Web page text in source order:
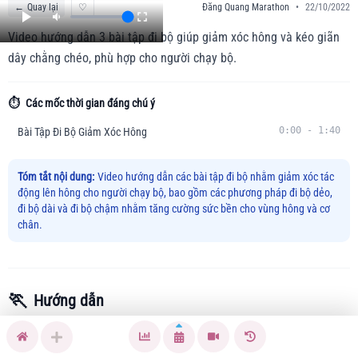
← Quay lại ♡ Đăng Quang Marathon • 22/10/2022
Video hướng dẫn 3 bài tập đi bộ giúp giảm xóc hông và kéo giãn
dây chằng chéo, phù hợp cho người chạy bộ.
⏱️ Các mốc thời gian đáng chú ý
Bài Tập Đi Bộ Giảm Xóc Hông 0:00 - 1:40
Tóm tắt nội dung: Video hướng dẫn các bài tập đi bộ nhằm giảm xóc tác
động lên hông cho người chạy bộ, bao gồm các phương pháp đi bộ dẻo,
đi bộ dài và đi bộ chậm nhằm tăng cường sức bền cho vùng hông và cơ
chân.
🏃 Hướng dẫn